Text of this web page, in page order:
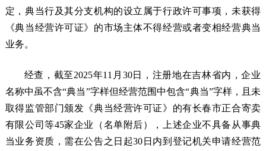
定，典当行及其分支机构的设立属于行政许可事项，未获得
《典当经营许可证》的市场主体不得经营或者变相经营典当
业务。
经查，截至2025年11月30日，注册地在吉林省内，企业
名称中虽不含“典当”字样但经营范围中包含“典当”字样，且未
取得监管部门颁发《典当经营许可证》的有长春市正合寄卖
有限公司等45家企业（名单附后），上述企业不具备从事典
当业务资质，需在公告之日起30日内到登记机关申请经营范